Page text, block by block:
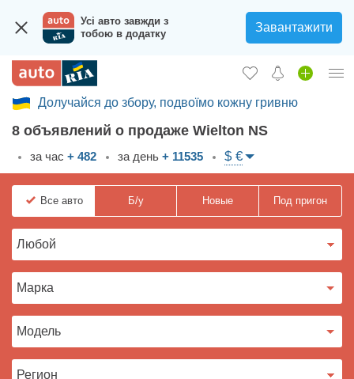
Усі авто завжди з
тобою в додатку
Завантажити
Вход в кабинет
Збір на авто для ЗСУ
Автомобили б/у
Новые авто
Новости
Все для авто
Загрузить приложение
Долучайся до збору, подвоїмо кожну гривню
8 объявлений о продаже Wielton NS
за час + 482 за день + 11535 $ €
Все авто Б/у Новые Под пригон